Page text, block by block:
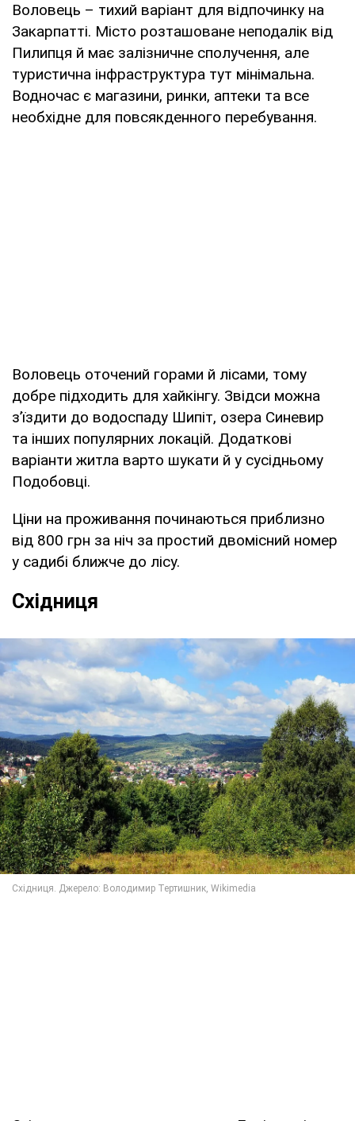
Воловець – тихий варіант для відпочинку на
Закарпатті. Місто розташоване неподалік від
Пилипця й має залізничне сполучення, але
туристична інфраструктура тут мінімальна.
Водночас є магазини, ринки, аптеки та все
необхідне для повсякденного перебування.
Воловець оточений горами й лісами, тому
добре підходить для хайкінгу. Звідси можна
з’їздити до водоспаду Шипіт, озера Синевир
та інших популярних локацій. Додаткові
варіанти житла варто шукати й у сусідньому
Подобовці.
Ціни на проживання починаються приблизно
від 800 грн за ніч за простий двомісний номер
у садибі ближче до лісу.
Східниця